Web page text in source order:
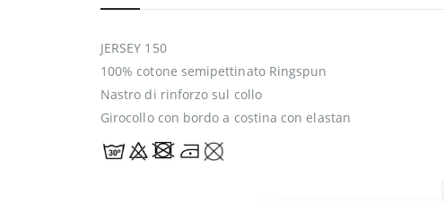
JERSEY 150
100% cotone semipettinato Ringspun
Nastro di rinforzo sul collo
Girocollo con bordo a costina con elastan